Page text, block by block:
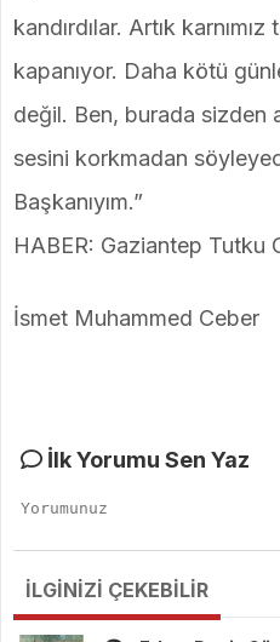
kandırdılar. Artık
kapanıyor. Daha kötü
değil. Ben, burada sizden
sesini korkmadan
Başkanıyım.”
HABER: Gaziantep Tutku
İsmet Muhammed Ceber
İlk Yorumu Sen Yaz
İLGİNİZİ ÇEKEBİLİR